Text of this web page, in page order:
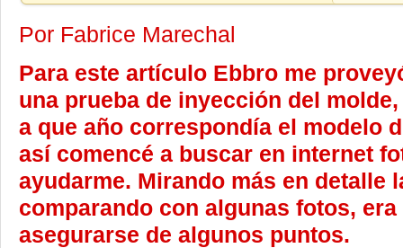
Por Fabrice Marechal
Para este artículo Ebbro me
una prueba de inyección del
a que año correspondía el modelo
así comencé a buscar en internet
ayudarme. Mirando más en detalle
comparando con algunas fotos,
asegurarse de algunos puntos.